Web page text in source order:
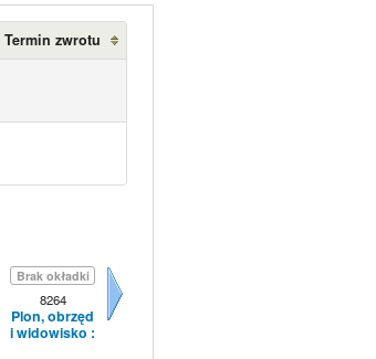
Termin zwrotu
Brak okładki
8264
Plon, obrzęd
i widowisko :